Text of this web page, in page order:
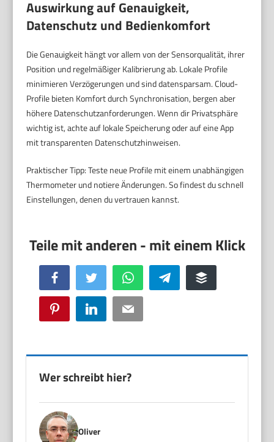
Auswirkung auf Genauigkeit,
Datenschutz und Bedienkomfort
Die Genauigkeit hängt vor allem von der Sensorqualität, ihrer
Position und regelmäßiger Kalibrierung ab. Lokale Profile
minimieren Verzögerungen und sind datensparsam. Cloud-
Profile bieten Komfort durch Synchronisation, bergen aber
höhere Datenschutzanforderungen. Wenn dir Privatsphäre
wichtig ist, achte auf lokale Speicherung oder auf eine App
mit transparenten Datenschutzhinweisen.
Praktischer Tipp: Teste neue Profile mit einem unabhängigen
Thermometer und notiere Änderungen. So findest du schnell
Einstellungen, denen du vertrauen kannst.
Facebook Twitter WhatsApp Telegram Buffer
Pinterest LinkedIn Email
Wer schreibt hier?
Oliver